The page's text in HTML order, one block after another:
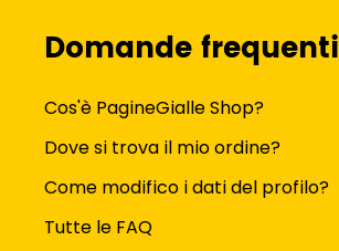
Domande frequenti
Cos'è PagineGialle Shop?
Dove si trova il mio ordine?
Come modifico i dati del profilo?
Tutte le FAQ